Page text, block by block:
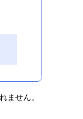
ません。